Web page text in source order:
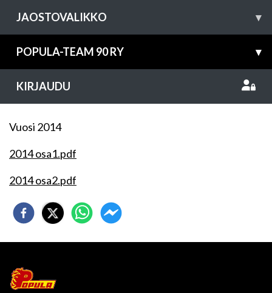
JAOSTOVALIKKO ▾
POPULA-TEAM 90 RY ▾
KIRJAUDU
Vuosi 2014
2014 osa1.pdf
2014 osa2.pdf